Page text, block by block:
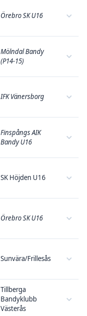
Örebro SK U16
Mölndal Bandy
(P14-15)
IFK Vänersborg
Finspångs AIK
Bandy U16
SK Höjden U16
Örebro SK U16
Sunvära/Frillesås
Tillberga
Bandyklubb
Västerås